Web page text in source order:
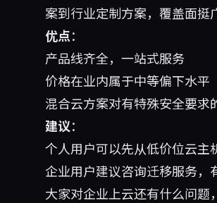
案到行业定制方案，覆盖面挺
优点：
产品线齐全，一站式服务
价格在业内属于中等偏下水平
混合云方案对有特殊安全要求
建议：
个人用户可以先从低价位云主
企业用户建议咨询迁移服务，
大家对企业上云还有什么问题